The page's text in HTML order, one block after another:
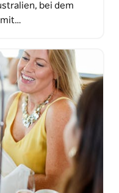
bei dem
mit…